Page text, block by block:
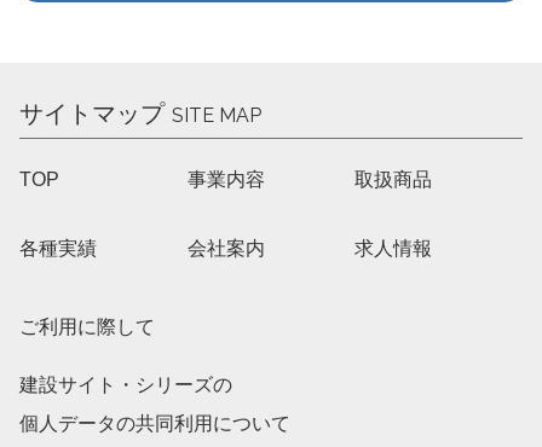
サイトマップ SITE MAP
TOP 事業内容 取扱商品
各種実績 会社案内 求人情報
ご利用に際して
建設サイト・シリーズの
個人データの共同利用について